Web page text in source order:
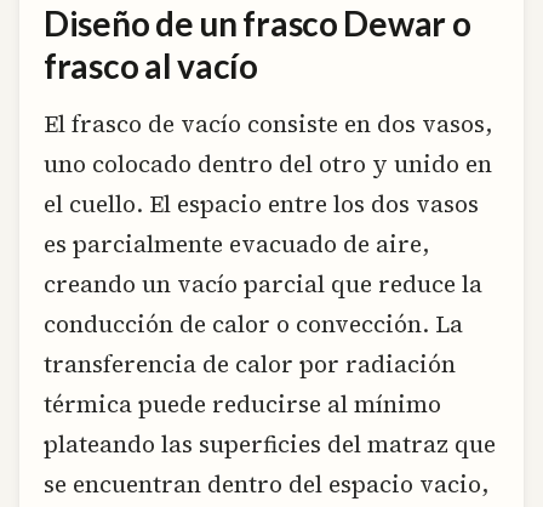
Diseño de un frasco Dewar o
frasco al vacío
El frasco de vacío consiste en dos vasos,
uno colocado dentro del otro y unido en
el cuello. El espacio entre los dos vasos
es parcialmente evacuado de aire,
creando un vacío parcial que reduce la
conducción de calor o convección. La
transferencia de calor por radiación
térmica puede reducirse al mínimo
plateando las superficies del matraz que
se encuentran dentro del espacio vacio,